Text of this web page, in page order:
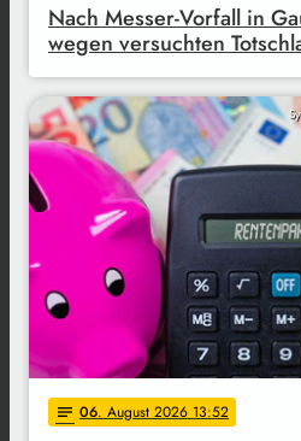
Nach Messer-Vorfall in
wegen versuchten
notes 06. August 2026 13:52